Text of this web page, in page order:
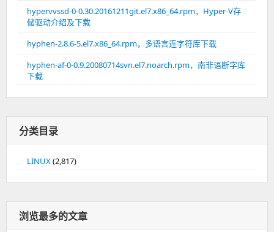
hypervvssd-0-0.30.20161211git.el7.x86_64.rpm，Hyper-V存
储驱动介绍及下载
hyphen-2.8.6-5.el7.x86_64.rpm，多语言连字符库下载
hyphen-af-0-0.9.20080714svn.el7.noarch.rpm，南非语断字库
下载
分类目录
LINUX(2,817)
浏览最多的文章